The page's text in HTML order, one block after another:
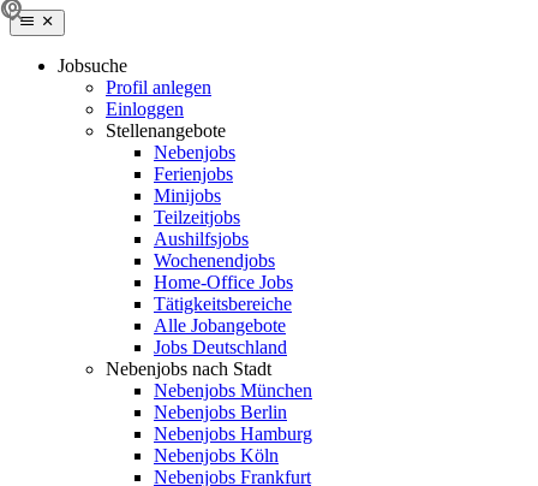
Jobsuche
Profil anlegen
Einloggen
Stellenangebote
Nebenjobs
Ferienjobs
Minijobs
Teilzeitjobs
Aushilfsjobs
Wochenendjobs
Home-Office Jobs
Tätigkeitsbereiche
Alle Jobangebote
Jobs Deutschland
Nebenjobs nach Stadt
Nebenjobs München
Nebenjobs Berlin
Nebenjobs Hamburg
Nebenjobs Köln
Nebenjobs Frankfurt